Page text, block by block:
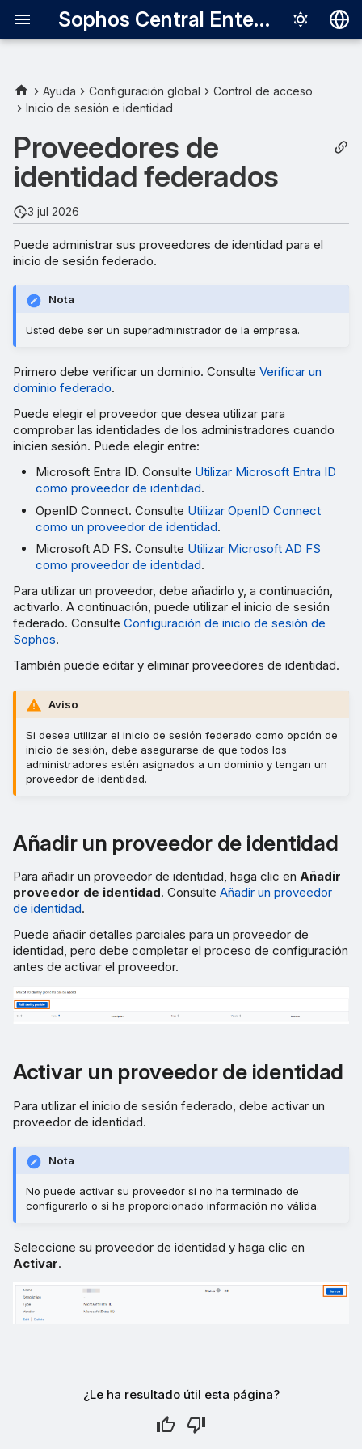
Sophos Central Enterprise
English
Añadir un proveedor de
Activar un proveedor de
identidad
Ayuda Configuración global
Control de acceso
Inicio de sesión e identidad
Proveedores de
identidad federados
3 jul 2026
Puede administrar sus proveedores de identidad para el
inicio de sesión federado.
Nota
Usted debe ser un superadministrador de la empresa.
Primero debe verificar un dominio. Consulte Verificar un
dominio federado.
Puede elegir el proveedor que desea utilizar para
comprobar las identidades de los administradores cuando
inicien sesión. Puede elegir entre:
Microsoft Entra ID. Consulte Utilizar Microsoft Entra ID
como proveedor de identidad.
OpenID Connect. Consulte Utilizar OpenID Connect
como un proveedor de identidad.
Microsoft AD FS. Consulte Utilizar Microsoft AD FS
como proveedor de identidad.
Para utilizar un proveedor, debe añadirlo y, a continuación,
activarlo. A continuación, puede utilizar el inicio de sesión
federado. Consulte Configuración de inicio de sesión de
Sophos.
También puede editar y eliminar proveedores de identidad.
Aviso
Si desea utilizar el inicio de sesión federado como opción de
inicio de sesión, debe asegurarse de que todos los
administradores estén asignados a un dominio y tengan un
proveedor de identidad.
Añadir un proveedor de identidad
Para añadir un proveedor de identidad, haga clic en Añadir
proveedor de identidad. Consulte Añadir un proveedor
de identidad.
Puede añadir detalles parciales para un proveedor de
identidad, pero debe completar el proceso de configuración
antes de activar el proveedor.
Activar un proveedor de identidad
Para utilizar el inicio de sesión federado, debe activar un
proveedor de identidad.
Nota
No puede activar su proveedor si no ha terminado de
configurarlo o si ha proporcionado información no válida.
Seleccione su proveedor de identidad y haga clic en
Activar.
¿Le ha resultado útil esta página?